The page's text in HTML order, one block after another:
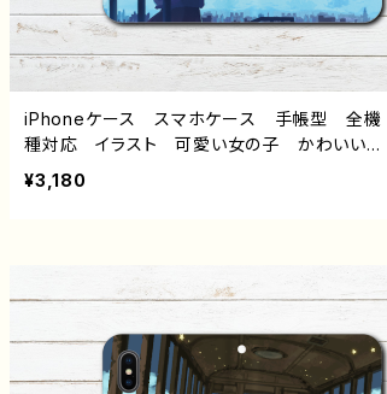
iPhoneケース スマホケース 手帳型 全機
種対応 イラスト 可愛い女の子 かわいい
おしゃれ服 エモい 風景 綺麗 美しい 景
色 ノスタルジック メンズ レディース 女
ndroid アンドロイド ケース 個性的 おす
すめ JK 女子高校生 セーラー服 黒髪
ボブヘア ショートカット 人気 イラストレー
ター 絵師 クリエイター グッズ タイトル：
青空を飛ぶ 作：みふる
¥3,180